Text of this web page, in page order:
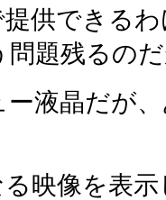
供できる
題残るの
液晶だが
映像を表